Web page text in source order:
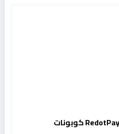
احصل على خصم RedotPay Card كوبونات